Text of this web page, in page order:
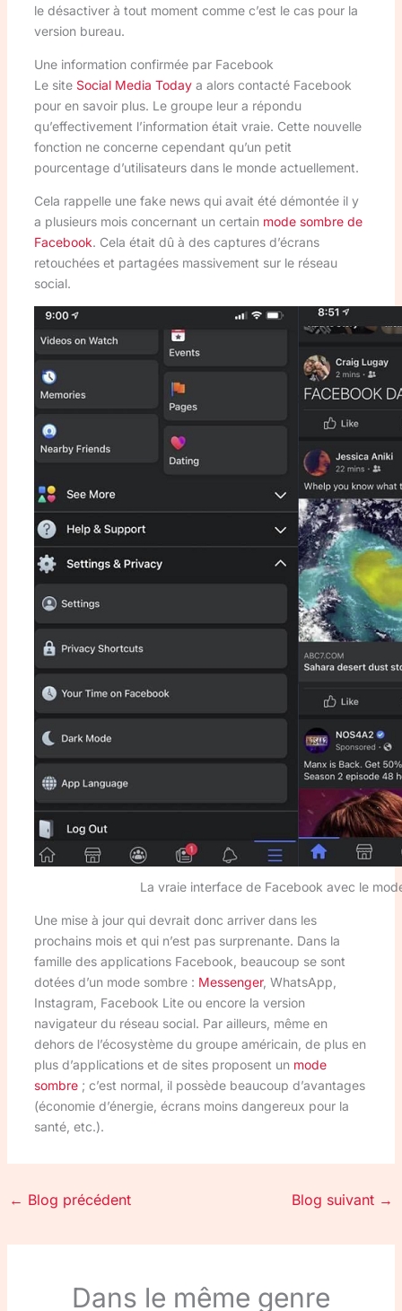
le désactiver à tout moment comme c’est le cas pour la
version bureau.
Une information confirmée par Facebook
Le site Social Media Todaya alors contacté Facebook
pour en savoir plus. Le groupe leur a répondu
qu’effectivement l’information était vraie. Cette nouvelle
fonction ne concerne cependant qu’un petit
pourcentage d’utilisateurs dans le monde actuellement.
Cela rappelle une fake news qui avait été démontée il y
a plusieurs mois concernant un certain mode sombre de
Facebook. Cela était dû à des captures d’écrans
retouchées et partagées massivement sur le réseau
social.
La vraie interface de Facebook avec le
Une mise à jour qui devrait donc arriver dans les
prochains mois et qui n’est pas surprenante. Dans la
famille des applications Facebook, beaucoup se sont
dotées d’un mode sombre : Messenger, WhatsApp,
Instagram, Facebook Lite ou encore la version
navigateur du réseau social. Par ailleurs, même en
dehors de l’écosystème du groupe américain, de plus en
plus d’applications et de sites proposent un mode
sombre; c’est normal, il possède beaucoup d’avantages
(économie d’énergie, écrans moins dangereux pour la
santé, etc.).
← Blog précédent Blog suivant →
Dans le même genre